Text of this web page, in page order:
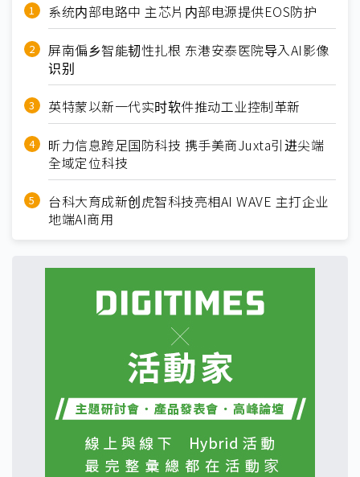
系统内部电路中 主芯片内部电源提供EOS防护
屏南偏乡智能韧性扎根 东港安泰医院导入AI影像
识别
英特蒙以新一代实时软件推动工业控制革新
昕力信息跨足国防科技 携手美商Juxta引进尖端
全域定位科技
台科大育成新创虎智科技亮相AI WAVE 主打企业
地端AI商用